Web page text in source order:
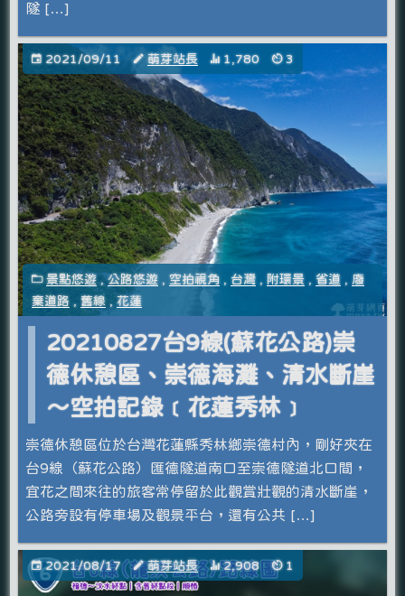
隧 […]
2021/09/11 萌芽站長 1,780 3
景點悠遊 ,公路悠遊 ,空拍視角 ,台灣 , 附環景 ,省道 ,廢
棄道路 ,舊線 ,花蓮
20210827台9線(蘇花公路)崇
德休憩區、崇德海灘、清水斷崖
～空拍記錄﹝花蓮秀林﹞
崇德休憩區位於台灣花蓮縣秀林鄉崇德村內，剛好夾在
台9線（蘇花公路）匯德隧道南口至崇德隧道北口間，
宜花之間來往的旅客常停留於此觀賞壯觀的清水斷崖，
公路旁設有停車場及觀景平台，還有公共 […]
2021/08/17 萌芽站長 2,908 1